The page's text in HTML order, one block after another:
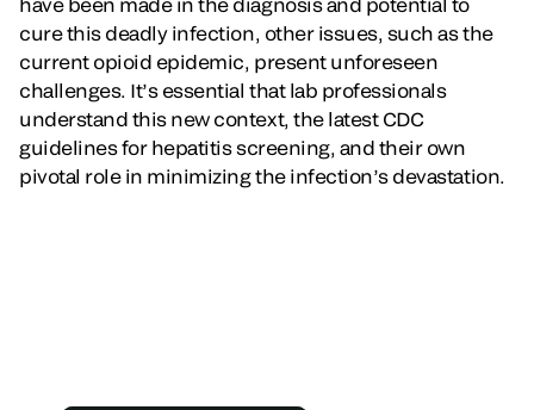
cure this deadly infection, other issues, such as the
current opioid epidemic, present unforeseen
challenges. It’s essential that lab professionals
understand this new context, the latest CDC
guidelines for hepatitis screening, and their own
pivotal role in minimizing the infection’s devastation.